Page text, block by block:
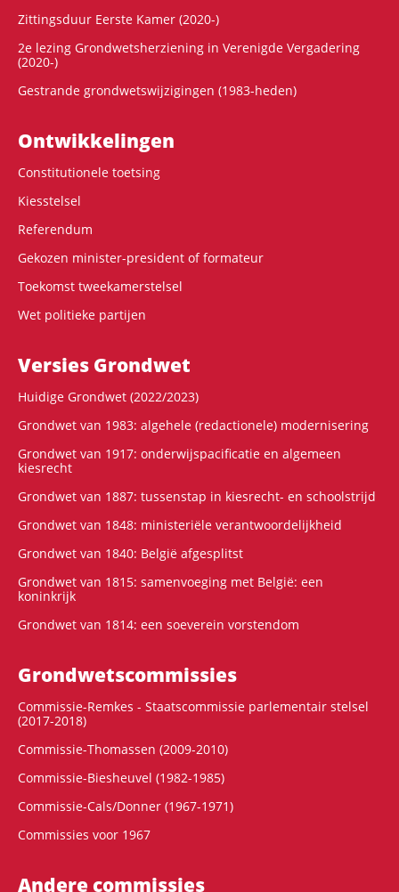
Zittingsduur Eerste Kamer (2020-)
2e lezing Grondwetsherziening in Verenigde Vergadering
(2020-)
Gestrande grondwetswijzigingen (1983-heden)
Ontwikke­lingen
Constitutionele toetsing
Kiesstelsel
Referendum
Gekozen minister-president of formateur
Toekomst tweekamerstelsel
Wet politieke partijen
Versies Grondwet
Huidige Grondwet (2022/2023)
Grondwet van 1983: algehele (redactionele) modernisering
Grondwet van 1917: onderwijspacificatie en algemeen
kiesrecht
Grondwet van 1887: tussenstap in kiesrecht- en schoolstrijd
Grondwet van 1848: ministeriële verantwoordelijkheid
Grondwet van 1840: België afgesplitst
Grondwet van 1815: samenvoeging met België: een
koninkrijk
Grondwet van 1814: een soeverein vorstendom
Grondwets­commissies
Commissie-Remkes - Staatscommissie parlementair stelsel
(2017-2018)
Commissie-Thomassen (2009-2010)
Commissie-Biesheuvel (1982-1985)
Commissie-Cals/Donner (1967-1971)
Commissies voor 1967
Andere commissies